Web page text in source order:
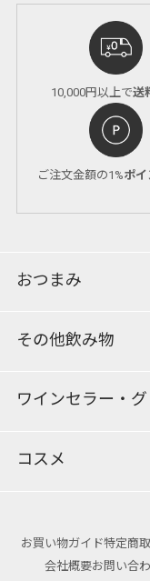
10,000円以上で送
ご注文金額の1%ポ
おつまみ
その他飲み物
ワインセラー・
コスメ
お買い物ガイド特定商
会社概要お問い合